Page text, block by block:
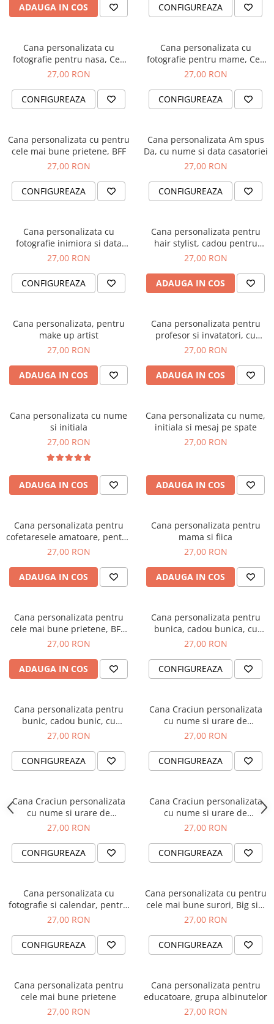
Coliere
Semn de carte
Card metalic
Cadouri Copii
Cadouri 1-8 Martie
Cadouri Paste
Halloween
Portfard Personalizat
Tablou Personalizat
ADAUGA IN COS CONFIGUREAZA
Cana personalizata cu
fotografie pentru nasa, Cea
mai dulce nasica
27,00 RON
CONFIGUREAZA
Cana personalizata cu
fotografie pentru mame, Cea
mai fericita mamica
27,00 RON
CONFIGUREAZA
Cana personalizata cu pentru
cele mai bune prietene, BFF
27,00 RON
CONFIGUREAZA
Cana personalizata Am spus
Da, cu nume si data casatoriei
27,00 RON
CONFIGUREAZA
Cana personalizata cu
fotografie inimiora si data
relatiei, pentru cuplu
27,00 RON
CONFIGUREAZA
Cana personalizata pentru
hair stylist, cadou pentru
coafeza
27,00 RON
ADAUGA IN COS
Cana personalizata, pentru
make up artist
27,00 RON
ADAUGA IN COS
Cana personalizata pentru
profesor si invatatori, cu
nume si clasa
27,00 RON
ADAUGA IN COS
Cana personalizata cu nume
si initiala
27,00 RON
ADAUGA IN COS
Cana personalizata cu nume,
initiala si mesaj pe spate
27,00 RON
ADAUGA IN COS
Cana personalizata pentru
cofetaresele amatoare, pentru
pasionatii de cofetarie si
27,00 RON
ADAUGA IN COS
Cana personalizata pentru
mama si fiica
27,00 RON
ADAUGA IN COS
Cana personalizata pentru
cele mai bune prietene, BFF,
verisoare, surori, cu motiv
27,00 RON
ADAUGA IN COS
Cana personalizata pentru
bunica, cadou bunica, cu
fotografie si mesaj special
27,00 RON
CONFIGUREAZA
Cana personalizata pentru
bunic, cadou bunic, cu
fotografie si mesaj special
Fericit
27,00 RON
CONFIGUREAZA
Cana Craciun personalizata
cu nume si urare de
sarbatori, Craciun Fericit, cu
27,00 RON
CONFIGUREAZA
Cana Craciun personalizata
cu nume si urare de
sarbatori, Craciun Fericit, cu
27,00 RON
CONFIGUREAZA
Cana Craciun personalizata
cu nume si urare de
sarbatori, Craciun Fericit, cu
27,00 RON
CONFIGUREAZA
Cana personalizata cu
fotografie si calendar, pentru
cuplu
27,00 RON
CONFIGUREAZA
Cana personalizata cu pentru
cele mai bune surori, Big sis,
lil sis
27,00 RON
CONFIGUREAZA
Cana personalizata pentru
cele mai bune prietene
27,00 RON
Cana personalizata pentru
educatoare, grupa albinutelor
27,00 RON